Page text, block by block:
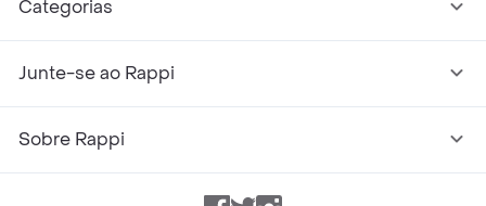
Categorias
Junte-se ao Rappi
Sobre Rappi